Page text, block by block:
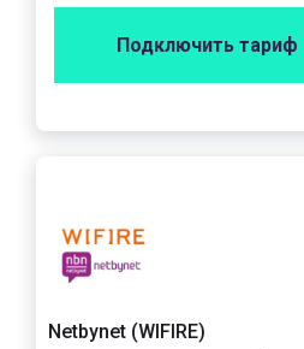
Подключить тариф
Netbynet (WIFIRE)